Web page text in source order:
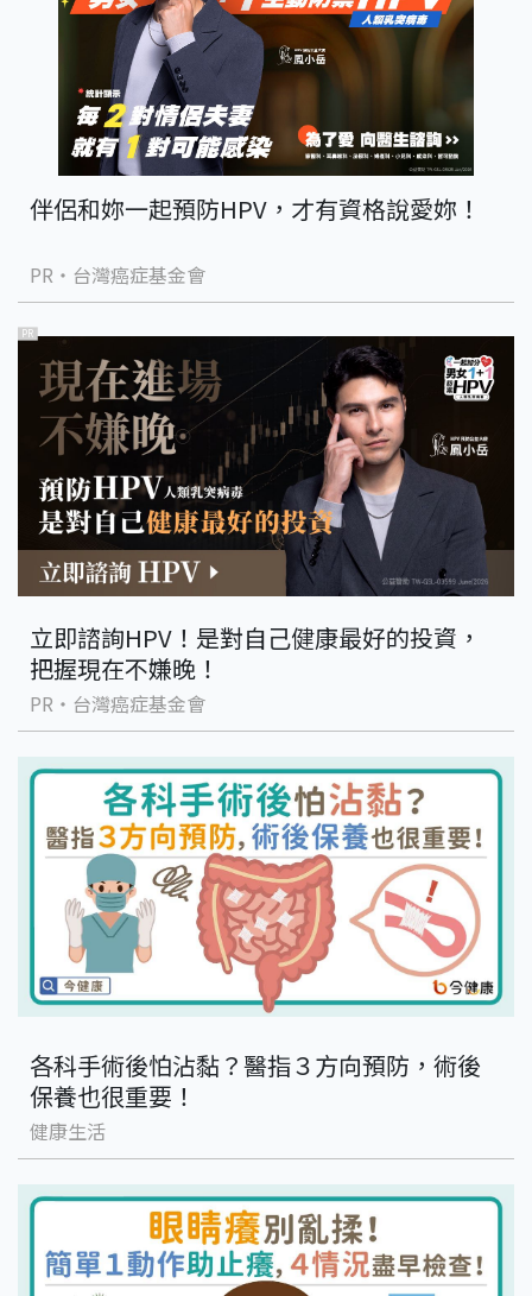
伴侶和妳一起預防HPV，才有資格說愛妳！
PR・台灣癌症基金會
PR
立即諮詢HPV！是對自己健康最好的投資，
把握現在不嫌晚！
PR・台灣癌症基金會
各科手術後怕沾黏？醫指３方向預防，術後
保養也很重要！
健康生活